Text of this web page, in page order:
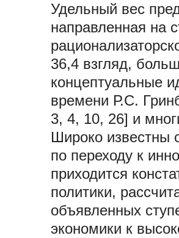
Удельный вес
направленная на
36,4 взгляд,
концептуальные
времени Р.С.
3, 4, 10, 26] и
Широко известны
по переходу к
приходится
политики,
объявленных
экономики к